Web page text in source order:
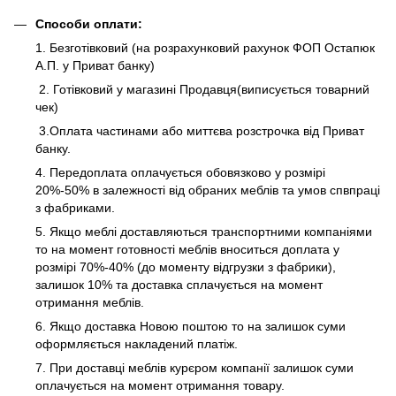
Способи оплати:
1. Безготівковий (на розрахунковий рахунок ФОП Остапюк
А.П. у Приват банку)
2. Готівковий у магазині Продавця(виписується товарний
чек)
3.Оплата частинами або миттєва розстрочка від Приват
банку.
4. Передоплата оплачується обовязково у розмірі
20%-50% в залежності від обраних меблів та умов спвпраці
з фабриками.
5. Якщо меблі доставляються транспортними компаніями
то на момент готовності меблів вноситься доплата у
розмірі 70%-40% (до моменту відгрузки з фабрики),
залишок 10% та доставка сплачується на момент
отримання меблів.
6. Якщо доставка Новою поштою то на залишок суми
оформляється накладений платіж.
7. При доставці меблів курєром компанії залишок суми
оплачується на момент отримання товару.